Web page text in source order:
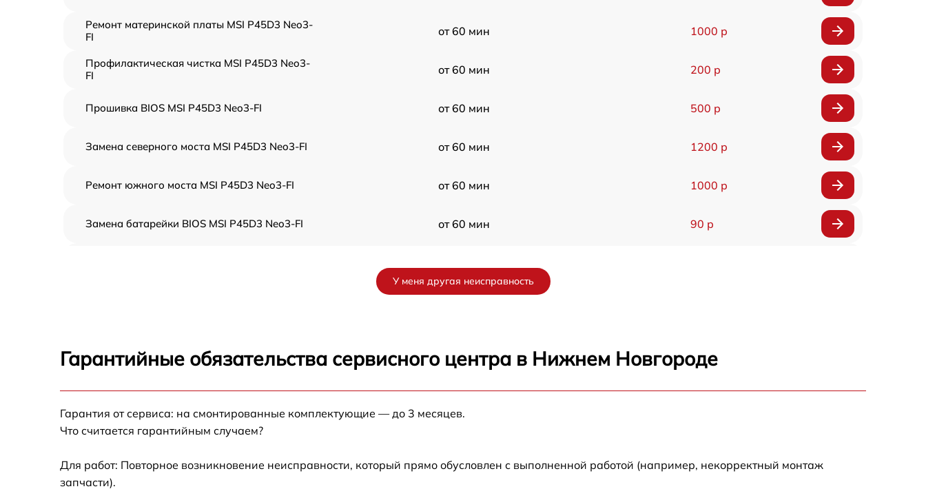
Ремонт материнской платы MSI P45D3 Neo3-
FI
от 60 мин 1000 р
Профилактическая чистка MSI P45D3 Neo3-
FI
от 60 мин 200 р
Прошивка BIOS MSI P45D3 Neo3-FI от 60 мин 500 р
Замена северного моста MSI P45D3 Neo3-FI от 60 мин 1200 р
Ремонт южного моста MSI P45D3 Neo3-FI от 60 мин 1000 р
Замена батарейки BIOS MSI P45D3 Neo3-FI от 60 мин 90 р
У меня другая неисправность
Гарантийные обязательства сервисного центра в Нижнем Новгороде
Гарантия от сервиса: на смонтированные комплектующие — до 3 месяцев.
Что считается гарантийным случаем?
Для работ: Повторное возникновение неисправности, который прямо обусловлен с выполненной работой (например, некорректный монтаж
запчасти).